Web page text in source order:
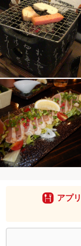
アプリ